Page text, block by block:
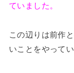
ていました。
この辺りは前作
いことをやってい